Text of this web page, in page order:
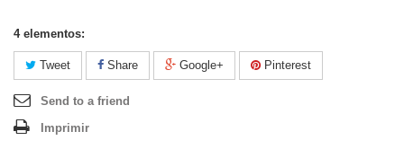
4 elementos:
Tweet Share Google+ Pinterest
Send to a friend
Imprimir